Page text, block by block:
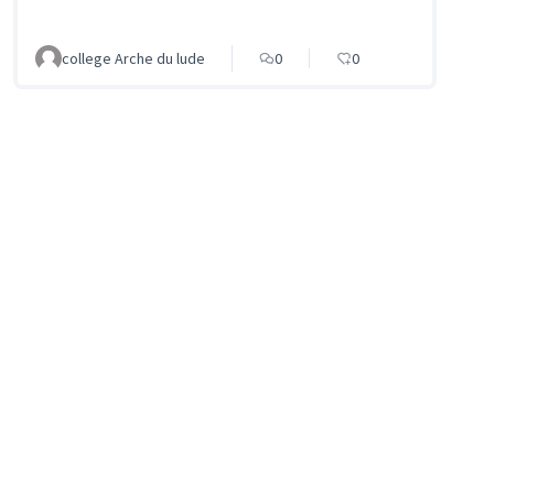
college Arche du lude 0 0